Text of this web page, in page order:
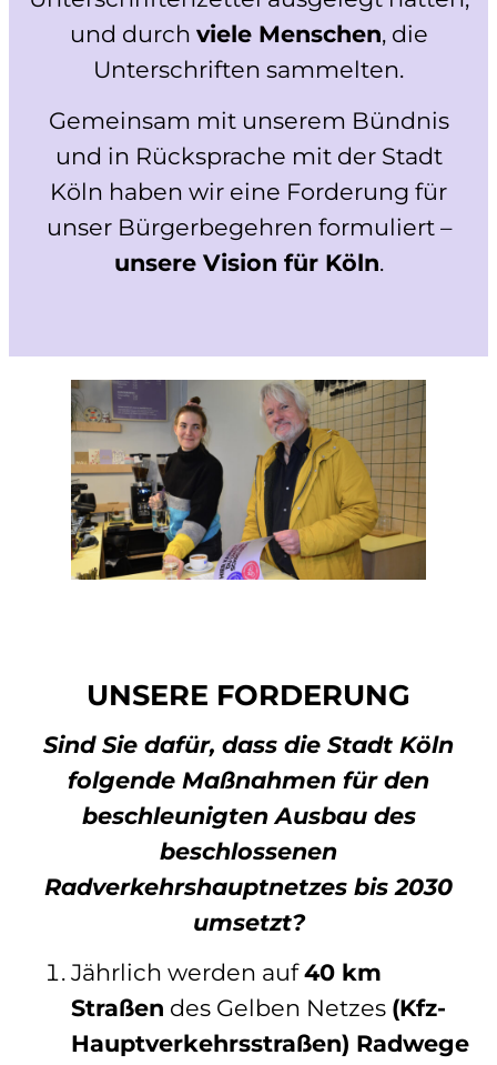
und durch viele Menschen, die
Unterschriften sammelten.
Gemeinsam mit unserem Bündnis
und in Rücksprache mit der Stadt
Köln haben wir eine Forderung für
unser Bürgerbegehren formuliert –
unsere Vision für Köln.
UNSERE FORDERUNG
Sind Sie dafür, dass die Stadt Köln
folgende Maßnahmen für den
beschleunigten Ausbau des
beschlossenen
Radverkehrshauptnetzes bis 2030
umsetzt?
Jährlich werden auf40 km
Straßen des Gelben Netzes (Kfz-
Hauptverkehrsstraßen) Radwege